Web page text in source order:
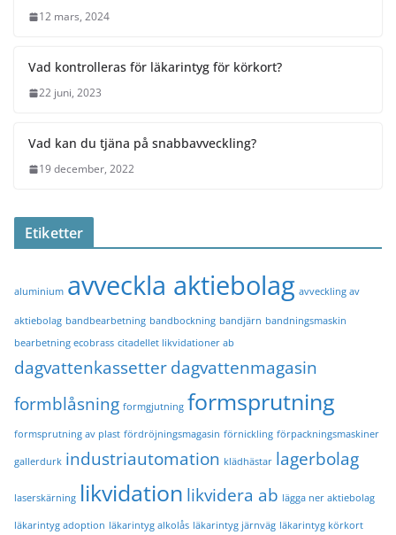
12 mars, 2024
Vad kontrolleras för läkarintyg för körkort?
22 juni, 2023
Vad kan du tjäna på snabbavveckling?
19 december, 2022
Etiketter
aluminium avveckla aktiebolag avveckling av
aktiebolag bandbearbetning bandbockning bandjärn bandningsmaskin
bearbetning ecobrass citadellet likvidationer ab
dagvattenkassetterdagvattenmagasin
formblåsning formgjutning formsprutning
formsprutning av plast fördröjningsmagasin förnickling förpackningsmaskiner
gallerdurk industriautomation klädhästar lagerbolag
laserskärning likvidation likvidera ab lägga ner aktiebolag
läkarintyg adoption läkarintyg alkolås läkarintyg järnväg läkarintyg körkort